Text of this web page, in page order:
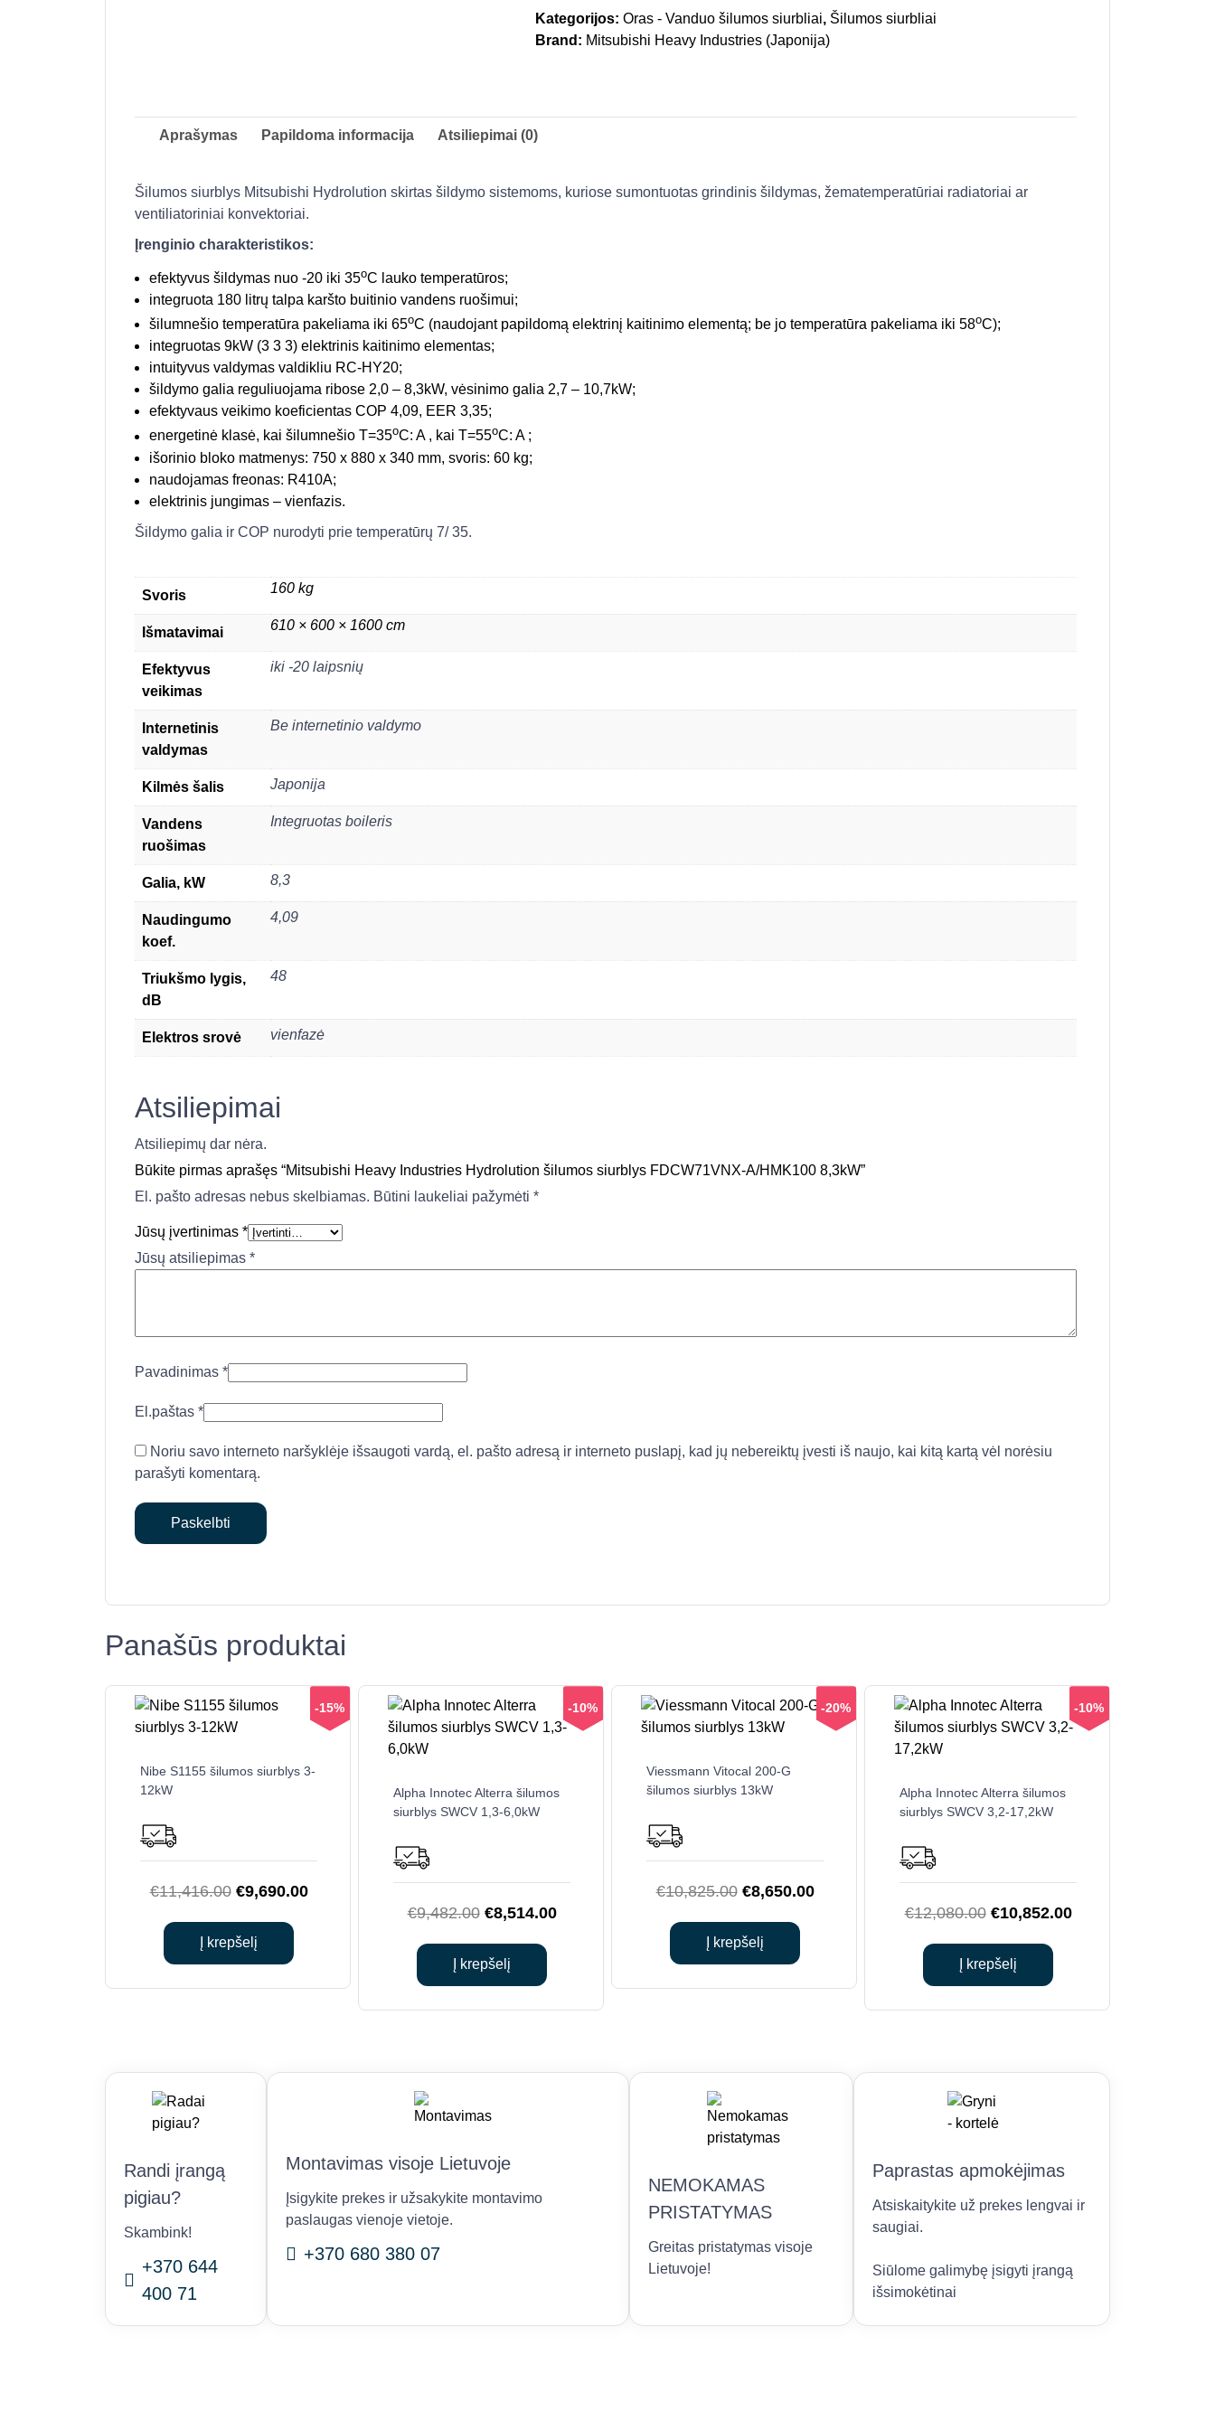
Kategorijos: Oras - Vanduo šilumos siurbliai, Šilumos siurbliai
Brand: Mitsubishi Heavy Industries (Japonija)
Aprašymas Papildoma informacija Atsiliepimai (0)
Šilumos siurblys Mitsubishi Hydrolution skirtas šildymo sistemoms, kuriose sumontuotas grindinis šildymas, žematemperatūriai radiatoriai ar
ventiliatoriniai konvektoriai.
Įrenginio charakteristikos:
efektyvus šildymas nuo -20 iki 35oC lauko temperatūros;
integruota 180 litrų talpa karšto buitinio vandens ruošimui;
šilumnešio temperatūra pakeliama iki 65oC (naudojant papildomą elektrinį kaitinimo elementą; be jo temperatūra pakeliama iki 58oC);
integruotas 9kW (3 3 3) elektrinis kaitinimo elementas;
intuityvus valdymas valdikliu RC-HY20;
šildymo galia reguliuojama ribose 2,0 – 8,3kW, vėsinimo galia 2,7 – 10,7kW;
efektyvaus veikimo koeficientas COP 4,09, EER 3,35;
energetinė klasė, kai šilumnešio T=35oC: A , kai T=55oC: A ;
išorinio bloko matmenys: 750 x 880 x 340 mm, svoris: 60 kg;
naudojamas freonas: R410A;
elektrinis jungimas – vienfazis.
Šildymo galia ir COP nurodyti prie temperatūrų 7/ 35.
Svoris 160 kg
Išmatavimai 610 × 600 × 1600 cm
Efektyvus
veikimas
iki -20 laipsnių
Internetinis
valdymas
Be internetinio valdymo
Kilmės šalis Japonija
Vandens
ruošimas
Integruotas boileris
Galia, kW 8,3
Naudingumo
koef.
4,09
Triukšmo lygis,
dB
48
Elektros srovė vienfazė
Atsiliepimai
Atsiliepimų dar nėra.
Būkite pirmas aprašęs “Mitsubishi Heavy Industries Hydrolution šilumos siurblys FDCW71VNX-A/HMK100 8,3kW”
El. pašto adresas nebus skelbiamas. Būtini laukeliai pažymėti *
Jūsų įvertinimas *
Jūsų atsiliepimas *
Pavadinimas *
El.paštas *
Noriu savo interneto naršyklėje išsaugoti vardą, el. pašto adresą ir interneto puslapį, kad jų nebereiktų įvesti iš naujo, kai kitą kartą vėl norėsiu
parašyti komentarą.
Panašūs produktai
-15%
Nibe S1155 šilumos siurblys 3-
12kW
€11,416.00 Original
was:
€11,416.00.
€9,690.00Current
Į krepšelį
-10%
Alpha Innotec Alterra šilumos
siurblys SWCV 1,3-6,0kW
€9,482.00 Original
was:
€9,482.00.
€8,514.00Current
€8,514.00.
Į krepšelį
-20%
Viessmann Vitocal 200-G
šilumos siurblys 13kW
€10,825.00 Original
was:
€10,825.00.
€8,650.00Current
Į krepšelį
-10%
Alpha Innotec Alterra šilumos
siurblys SWCV 3,2-17,2kW
€12,080.00 Original
was:
€12,080.00.
€10,852.00Current
Į krepšelį
Randi įrangą
pigiau?
Skambink!
+370 644
400 71
Montavimas visoje Lietuvoje
Įsigykite prekes ir užsakykite montavimo
paslaugas vienoje vietoje.
+370 680 380 07
NEMOKAMAS
PRISTATYMAS
Greitas pristatymas visoje
Lietuvoje!
Paprastas apmokėjimas
Atsiskaitykite už prekes lengvai ir
saugiai.
Siūlome galimybę įsigyti įrangą
išsimokėtinai